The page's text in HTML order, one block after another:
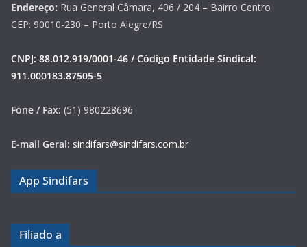
Endereço: Rua General Câmara, 406 / 204 – Bairro Centro
CEP: 90010-230 – Porto Alegre/RS
CNPJ: 88.012.919/0001-46 / Código Entidade Sindical:
911.000183.87505-5
Fone / Fax: (51) 980228696
E-mail Geral: sindifars@sindifars.com.br
App Sindifars
Filiado a